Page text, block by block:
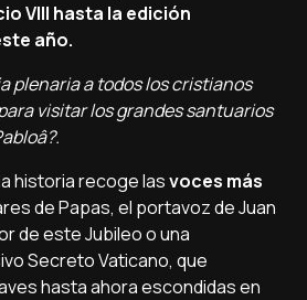
VIII hasta la edición
año.
plenaria a todos los cristianos
visitar los grandes santuarios
historia recoge lasvoces más
de Papas, el portavoz de Juan
de este Jubileo o una
Secreto Vaticano, que
hasta ahora escondidas en